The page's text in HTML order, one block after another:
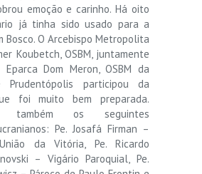
emoção e carinho. Há oito
já tinha sido usado para a
Bosco. O Arcebispo Metropolita
Koubetch, OSBM, juntamente
Dom Meron, OSBM da
Prudentópolis participou da
foi muito bem preparada.
também os seguintes
Pe. Josafá Firman –
da Vitória, Pe. Ricardo
– Vigário Paroquial, Pe.